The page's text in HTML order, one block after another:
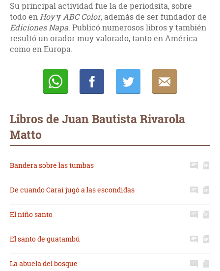
Su principal actividad fue la de periodsita, sobre
todo enHoyyABC Color, además de ser fundador de
Ediciones Napa. Publicó numerosos libros y también
resultó un orador muy valorado, tanto en América
como en Europa.
Libros de Juan Bautista Rivarola
Matto
Bandera sobre las tumbas
De cuando Carai jugó a las escondidas
El niño santo
El santo de guatambú
La abuela del bosque